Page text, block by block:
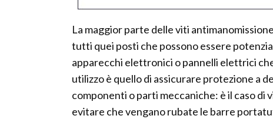
La maggior parte delle viti
tutti quei posti che possono essere
apparecchi elettronici o pannelli elettrici
utilizzo è quello di assicurare protezione a
componenti o parti meccaniche: è il caso
evitare che vengano rubate le barre